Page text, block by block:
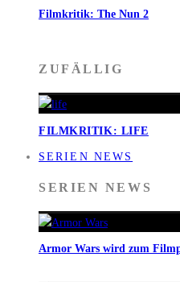
Filmkritik: The Nun 2
ZUFÄLLIG
FILMKRITIK: LIFE
SERIEN NEWS
SERIEN NEWS
Armor Wars wird zum